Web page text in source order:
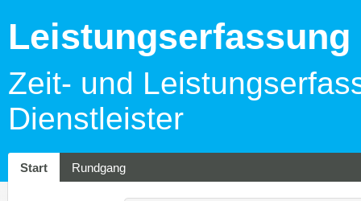
Leistungserfassung
Zeit- und
Dienstleister
Start Rundgang